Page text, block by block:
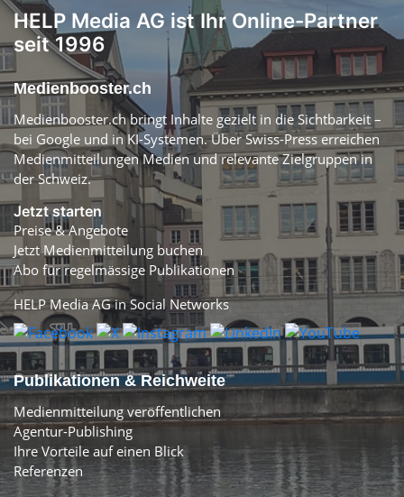
HELP Media AG ist Ihr Online-Partner
seit 1996
Medienbooster.ch
Medienbooster.ch bringt Inhalte gezielt in die Sichtbarkeit –
bei Google und in KI-Systemen. Über Swiss-Press erreichen
Medienmitteilungen Medien und relevante Zielgruppen in
der Schweiz.
Jetzt starten
Preise & Angebote
Jetzt Medienmitteilung buchen
Abo für regelmässige Publikationen
HELP Media AG in Social Networks
Publikationen & Reichweite
Medienmitteilung veröffentlichen
Agentur-Publishing
Ihre Vorteile auf einen Blick
Referenzen